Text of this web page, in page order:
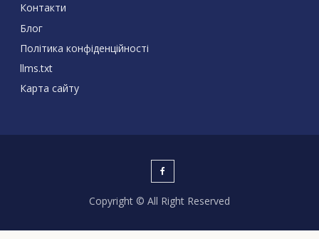
Контакти
Блог
Політика конфіденційності
llms.txt
Карта сайту
Copyright © All Right Reserved